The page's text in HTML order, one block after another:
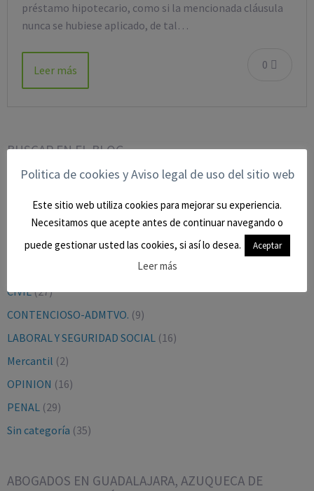
préstamo hipotecario, como si la mencionada cláusula
nunca se hubiese aplicado, de tal…
0
Leer más
BUSCAR EN EL BLOG
CATEGORÍAS
CIVIL(27)
CONTENCIOSO-ADMTVO. (9)
LABORAL Y SEGURIDAD SOCIAL (16)
Mercantil (2)
OPINION (16)
PENAL (29)
Sin categoría (35)
ABOGADOS EN GUADALAJARA, AZUQUECA DE
Politica de cookies y Aviso legal de uso del sitio web
Este sitio web utiliza cookies para mejorar su experiencia.
Necesitamos que acepte antes de continuar navegando o
puede gestionar usted las cookies, si así lo desea.
Aceptar
Leer más